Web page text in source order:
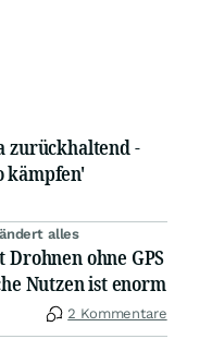
zurückhaltend -
kämpfen'
alles
ohne GPS
Nutzen ist enorm
2 Kommentare